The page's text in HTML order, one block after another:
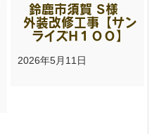
鈴鹿市須賀 S様
外装改修工事【サン
ライズH１００】
2026年5月11日